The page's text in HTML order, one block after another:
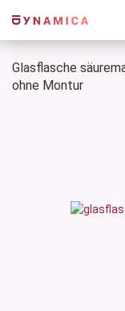
Glasflasche
ohne Montur